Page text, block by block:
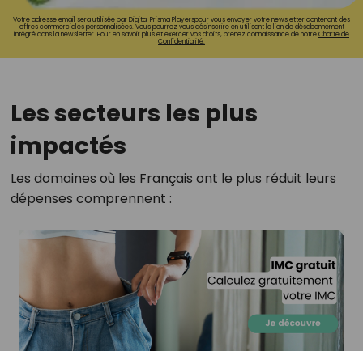
Votre adresse email sera utilisée par Digital Prisma Playerspour vous envoyer votre newsletter contenant des
offres commerciales personnalisées. Vous pourrez vous désinscrire en utilisant le lien de désabonnement
intégré dans la newsletter. Pour en savoir plus et exercer vos droits, prenez connaissance de notreCharte de
Confidentialité.
Les secteurs les plus
impactés
Les domaines où les Français ont le plus réduit leurs
dépenses comprennent :